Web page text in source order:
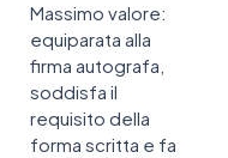
Massimo valore:
equiparata alla
firma autografa,
soddisfa il
requisito della
forma scritta e fa